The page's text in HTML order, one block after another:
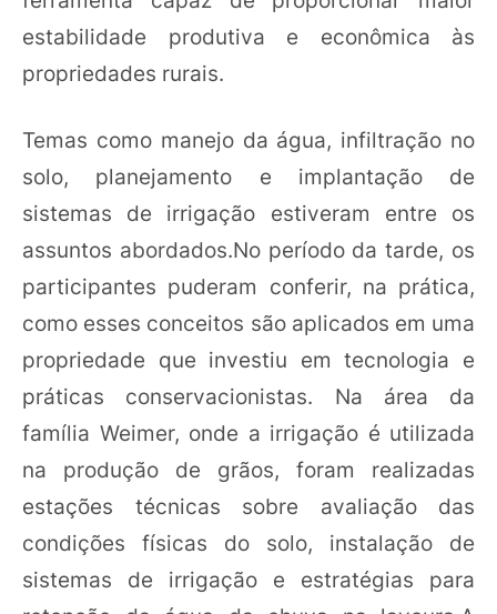
estabilidade produtiva e econômica às
propriedades rurais.
Temas como manejo da água, infiltração no
solo, planejamento e implantação de
sistemas de irrigação estiveram entre os
assuntos abordados.No período da tarde, os
participantes puderam conferir, na prática,
como esses conceitos são aplicados em uma
propriedade que investiu em tecnologia e
práticas conservacionistas. Na área da
família Weimer, onde a irrigação é utilizada
na produção de grãos, foram realizadas
estações técnicas sobre avaliação das
condições físicas do solo, instalação de
sistemas de irrigação e estratégias para